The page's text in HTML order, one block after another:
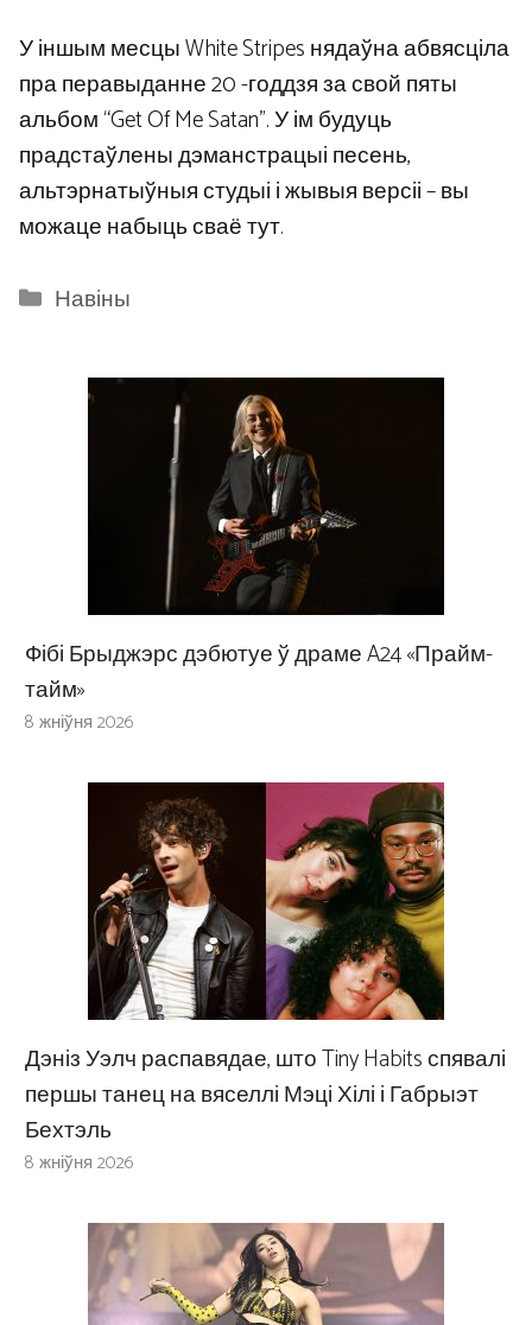
У іншым месцы White Stripes нядаўна абвясціла
пра перавыданне 20 -годдзя за свой пяты
альбом “Get Of Me Satan”. У ім будуць
прадстаўлены дэманстрацыі песень,
альтэрнатыўныя студыі і жывыя версіі – вы
можаце набыць сваё тут.
Categories
Навіны
Фібі Брыджэрс дэбютуе ў драме A24 «Прайм-
тайм»
8 жніўня 2026
Дэніз Уэлч распавядае, што Tiny Habits спявалі
першы танец на вяселлі Мэці Хілі і Габрыэт
Бехтэль
8 жніўня 2026